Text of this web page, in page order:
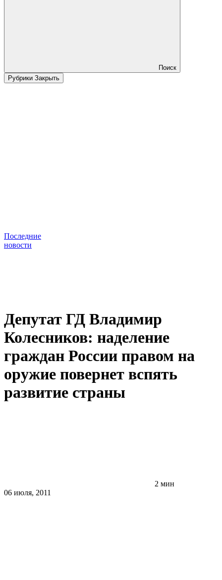
Поиск
Рубрики Закрыть
Последние
новости
Депутат ГД Владимир
Колесников: наделение
граждан России правом на
оружие повернет вспять
развитие страны
2 мин
06 июля, 2011